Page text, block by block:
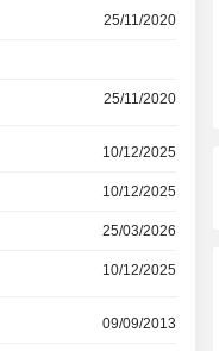
25/11/2020
25/11/2020
10/12/2025
10/12/2025
25/03/2026
10/12/2025
09/09/2013